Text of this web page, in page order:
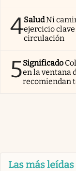
4SaludNi
ejercicio
circulación
5Significado
en la ventana
recomiendan
Las más leídas